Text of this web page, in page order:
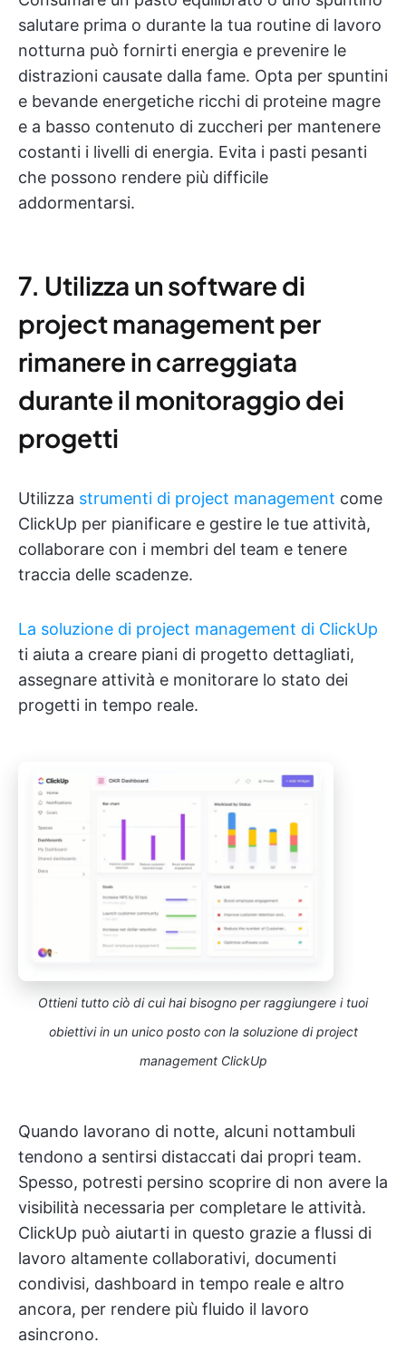
salutare prima o durante la tua routine di lavoro
notturna può fornirti energia e prevenire le
distrazioni causate dalla fame. Opta per spuntini
e bevande energetiche ricchi di proteine magre
e a basso contenuto di zuccheri per mantenere
costanti i livelli di energia. Evita i pasti pesanti
che possono rendere più difficile
addormentarsi.
7. Utilizza un software di
project management per
rimanere in carreggiata
durante il monitoraggio dei
progetti
Utilizza strumenti di project management come
ClickUp per pianificare e gestire le tue attività,
collaborare con i membri del team e tenere
traccia delle scadenze.
La soluzione di project management di ClickUp
ti aiuta a creare piani di progetto dettagliati,
assegnare attività e monitorare lo stato dei
progetti in tempo reale.
Ottieni tutto ciò di cui hai bisogno per raggiungere i tuoi
obiettivi in un unico posto con la soluzione di project
management ClickUp
Quando lavorano di notte, alcuni nottambuli
tendono a sentirsi distaccati dai propri team.
Spesso, potresti persino scoprire di non avere la
visibilità necessaria per completare le attività.
ClickUp può aiutarti in questo grazie a flussi di
lavoro altamente collaborativi, documenti
condivisi, dashboard in tempo reale e altro
ancora, per rendere più fluido il lavoro
asincrono.